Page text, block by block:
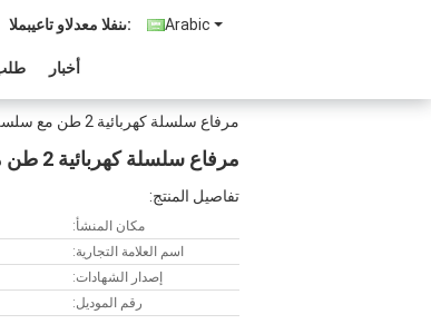
Arabic المبيعات والدعم الفنى:
أخبار
مرفاع سلسلة كهربائية 2 طن مع سلسلة تحميل مجلفن
مرفاع سلسلة كهربائية 2 طن مع سلسلة تحميل مجلفن
تفاصيل المنتج:
مكان المنشأ:
اسم العلامة التجارية:
إصدار الشهادات:
رقم الموديل: